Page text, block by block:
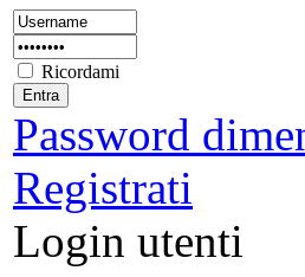
Ricordami
Password
Registrati
Login utenti